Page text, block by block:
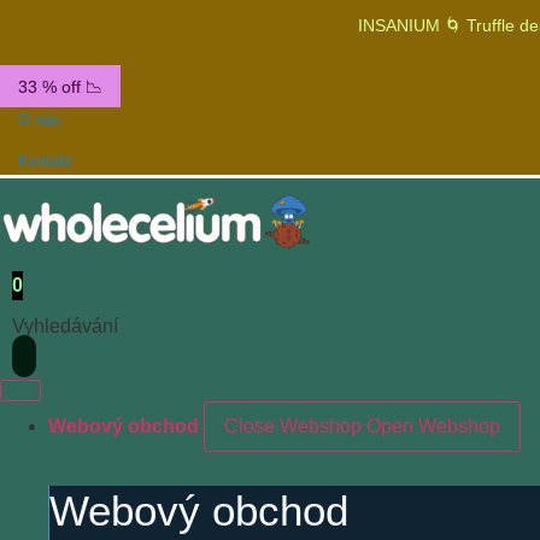
INSANIUM 🌀 Truffle
33 % off 📉
O nás
Kontakt
0
Vyhledávání
Webový obchod Close Webshop Open Webshop
Webový obchod